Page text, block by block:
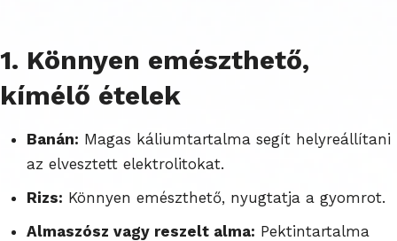
1. Könnyen emészthető,
kímélő ételek
Banán: Magas káliumtartalma segít helyreállítani
az elvesztett elektrolitokat.
Rizs: Könnyen emészthető, nyugtatja a gyomrot.
Almaszósz vagy reszelt alma: Pektintartalma